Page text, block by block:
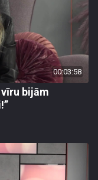
00:03:58
bijām